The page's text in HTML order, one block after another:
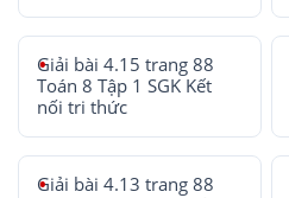
Giải bài 4.15 trang 88
Toán 8 Tập 1 SGK Kết
nối tri thức
Giải bài 4.13 trang 88